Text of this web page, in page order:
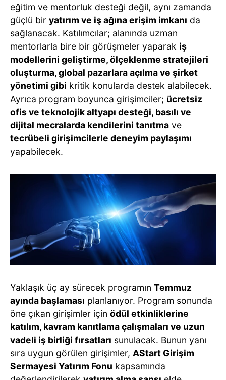
eğitim ve mentorluk desteği değil, aynı zamanda
güçlü bir yatırım ve iş ağına erişim imkanı da
sağlanacak. Katılımcılar; alanında uzman
mentorlarla bire bir görüşmeler yaparak iş
modellerini geliştirme, ölçeklenme stratejileri
oluşturma, global pazarlara açılma ve şirket
yönetimi gibi kritik konularda destek alabilecek.
Ayrıca program boyunca girişimciler; ücretsiz
ofis ve teknolojik altyapı desteği, basılı ve
dijital mecralarda kendilerini tanıtma ve
tecrübeli girişimcilerle deneyim paylaşımı
yapabilecek.
Yaklaşık üç ay sürecek programın Temmuz
ayında başlaması planlanıyor. Program sonunda
öne çıkan girişimler için ödül etkinliklerine
katılım, kavram kanıtlama çalışmaları ve uzun
vadeli iş birliği fırsatları sunulacak. Bunun yanı
sıra uygun görülen girişimler, AStart Girişim
Sermayesi Yatırım Fonu kapsamında